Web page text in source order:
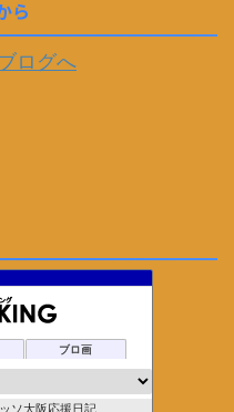
ら
ブロ画